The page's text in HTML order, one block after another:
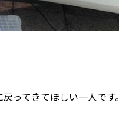
ってきてほしい一人です。